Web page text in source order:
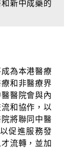
新中成藥的
為本港醫療
和非醫療界
醫院會與內
和協作，以
將聯同中醫
促進服務發
流轉，並加